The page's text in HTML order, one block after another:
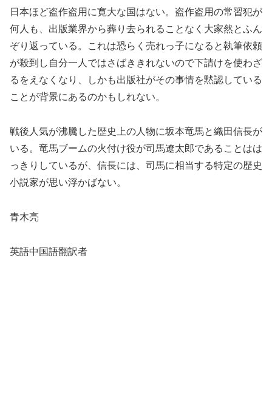
日本ほど盗作盗用に寛大な国はない。盗作盗用の常習犯が
何人も、出版業界から葬り去られることなく大家然とふん
ぞり返っている。これは恐らく売れっ子になると執筆依頼
が殺到し自分一人ではさばききれないので下請けを使わざ
るをえなくなり、しかも出版社がその事情を黙認している
ことが背景にあるのかもしれない。
戦後人気が沸騰した歴史上の人物に坂本竜馬と織田信長が
いる。竜馬ブームの火付け役が司馬遼太郎であることはは
っきりしているが、信長には、司馬に相当する特定の歴史
小説家が思い浮かばない。
青木亮
英語中国語翻訳者